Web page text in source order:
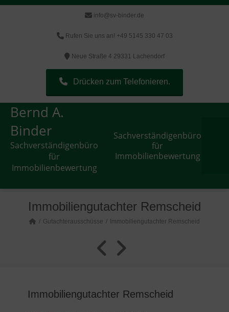
info@sv-binder.de
Rufen Sie uns an! +49 5145 330 47 03
Neue Straße 4 29331 Lachendorf
Drücken zum Telefonieren.
Bernd A.
Binder
Sachverständigenbüro
für
Immobilienbewertung
Sachverständigenbüro
für
Immobilienbewertung
Immobiliengutachter Remscheid
Gutachterausschüsse Immobiliengutachter Remscheid
Immobiliengutachter Remscheid